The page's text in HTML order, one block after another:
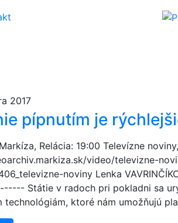
2017
pípnutím je
Relácia: 19:00 Televízne
video/televizne-
noviny Lenka
Státie v radoch pri pokladni sa
technológiám, ktoré nám umožňujú